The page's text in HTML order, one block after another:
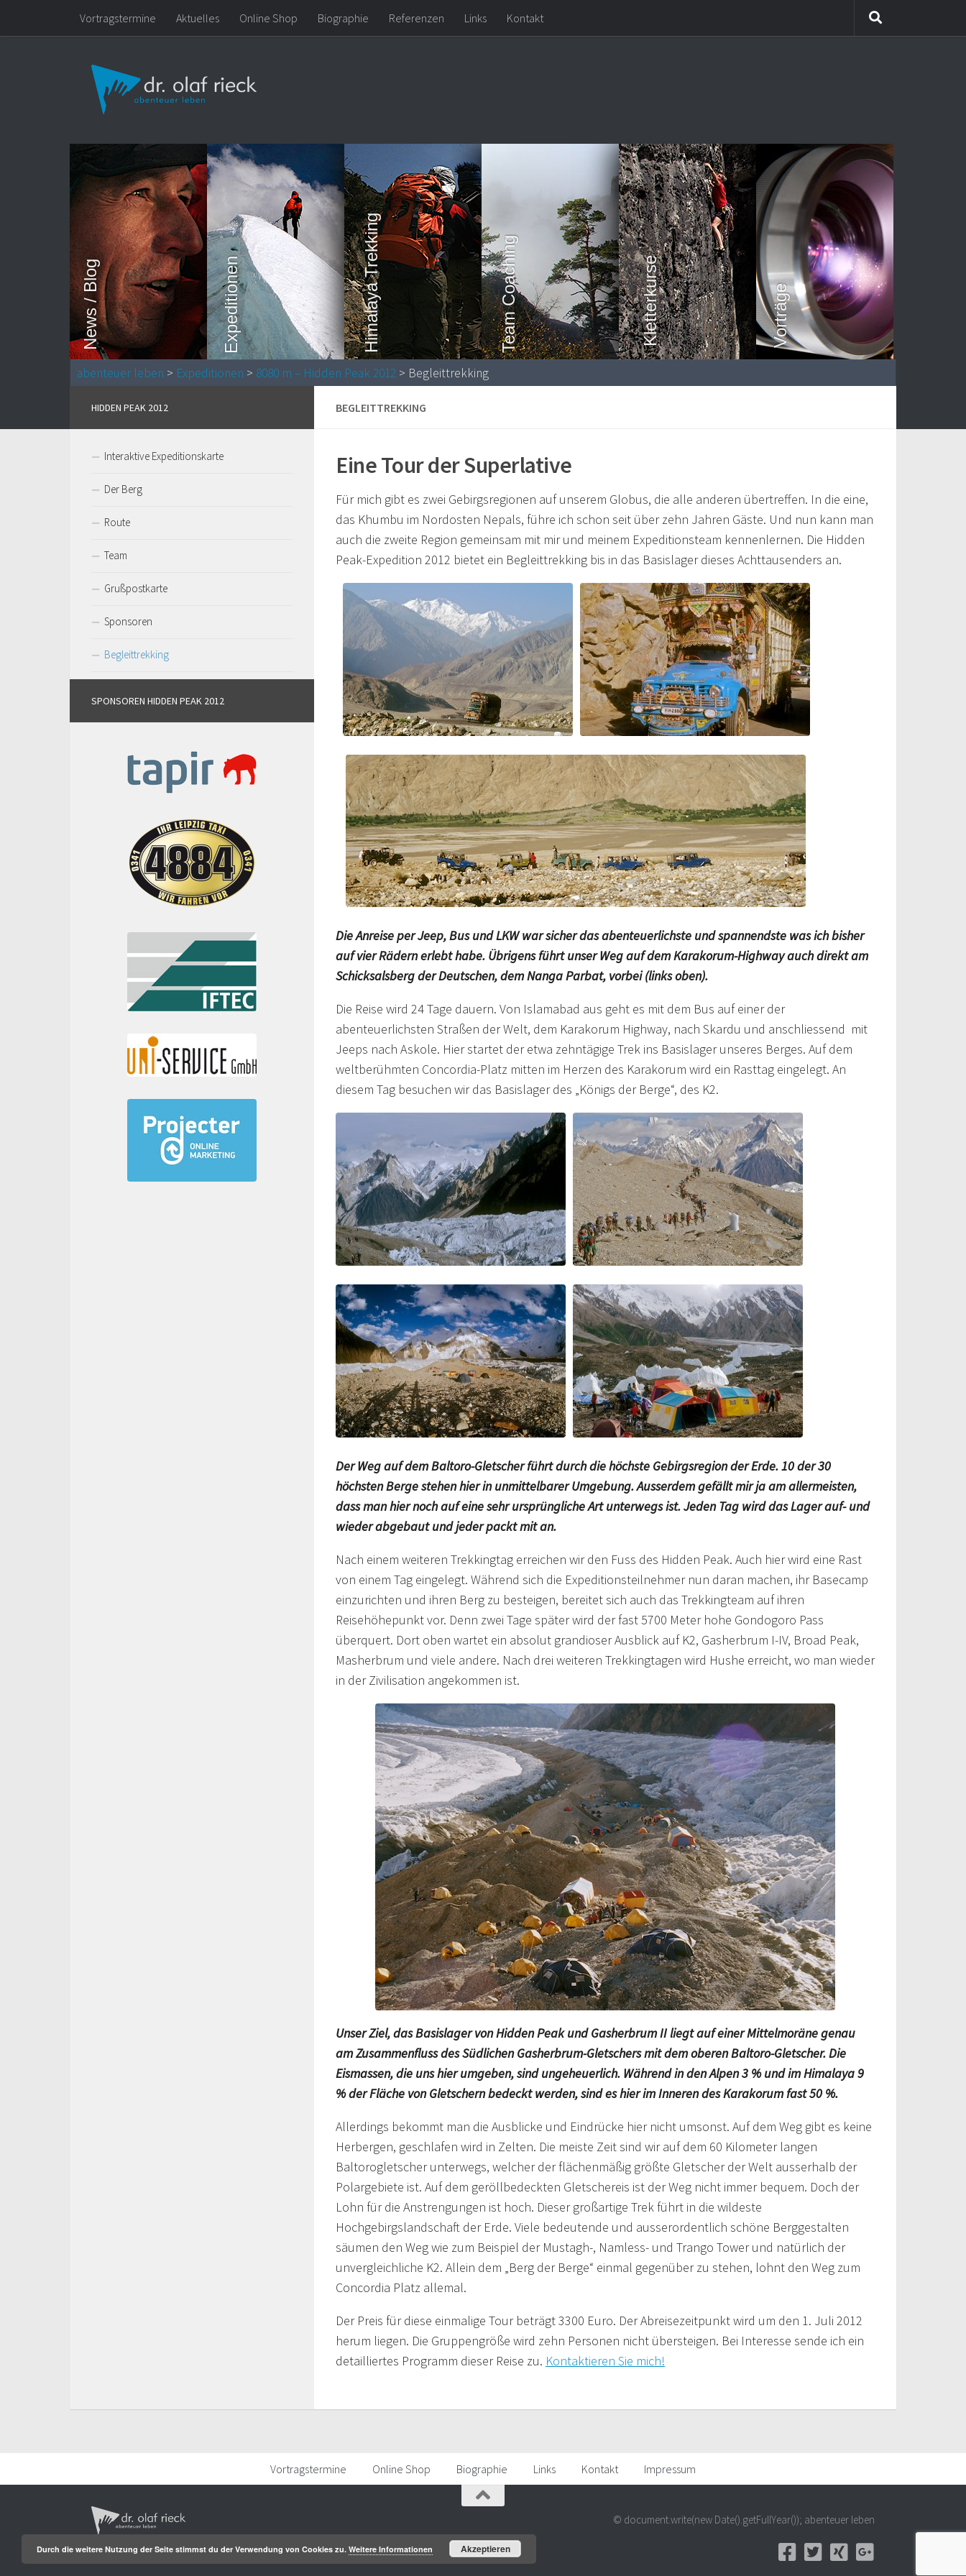
Zum Inhalt springen
Vortragstermine Aktuelles Online Shop Biographie Referenzen Links Kontakt
News / Blog Expeditionen Himalaya Trekking Team Coaching Kletterkurse Vorträge
abenteuer leben > Expeditionen > 8080 m – Hidden Peak 2012 > Begleittrekking
BEGLEITTREKKING
Eine Tour der Superlative
Für mich gibt es zwei Gebirgsregionen auf unserem Globus, die alle anderen übertreffen. In die eine,
das Khumbu im Nordosten Nepals, führe ich schon seit über zehn Jahren Gäste. Und nun kann man
auch die zweite Region gemeinsam mit mir und meinem Expeditionsteam kennenlernen. Die Hidden
Peak-Expedition 2012 bietet ein Begleittrekking bis in das Basislager dieses Achttausenders an.
Die Anreise per Jeep, Bus und LKW war sicher das abenteuerlichste und spannendste was ich bisher
auf vier Rädern erlebt habe. Übrigens führt unser Weg auf dem Karakorum-Highway auch direkt am
Schicksalsberg der Deutschen, dem Nanga Parbat, vorbei (links oben).
Die Reise wird 24 Tage dauern. Von Islamabad aus geht es mit dem Bus auf einer der
abenteuerlichsten Straßen der Welt, dem Karakorum Highway, nach Skardu und anschliessend mit
Jeeps nach Askole. Hier startet der etwa zehntägige Trek ins Basislager unseres Berges. Auf dem
weltberühmten Concordia-Platz mitten im Herzen des Karakorum wird ein Rasttag eingelegt. An
diesem Tag besuchen wir das Basislager des „Königs der Berge“, des K2.
Der Weg auf dem Baltoro-Gletscher führt durch die höchste Gebirgsregion der Erde. 10 der 30
höchsten Berge stehen hier in unmittelbarer Umgebung. Ausserdem gefällt mir ja am allermeisten,
dass man hier noch auf eine sehr ursprüngliche Art unterwegs ist. Jeden Tag wird das Lager auf- und
wieder abgebaut und jeder packt mit an.
Nach einem weiteren Trekkingtag erreichen wir den Fuss des Hidden Peak. Auch hier wird eine Rast
von einem Tag eingelegt. Während sich die Expeditionsteilnehmer nun daran machen, ihr Basecamp
einzurichten und ihren Berg zu besteigen, bereitet sich auch das Trekkingteam auf ihren
Reisehöhepunkt vor. Denn zwei Tage später wird der fast 5700 Meter hohe Gondogoro Pass
überquert. Dort oben wartet ein absolut grandioser Ausblick auf K2, Gasherbrum I-IV, Broad Peak,
Masherbrum und viele andere. Nach drei weiteren Trekkingtagen wird Hushe erreicht, wo man wieder
in der Zivilisation angekommen ist.
Unser Ziel, das Basislager von Hidden Peak und Gasherbrum II liegt auf einer Mittelmoräne genau
am Zusammenfluss des Südlichen Gasherbrum-Gletschers mit dem oberen Baltoro-Gletscher. Die
Eismassen, die uns hier umgeben, sind ungeheuerlich. Während in den Alpen 3 % und im Himalaya 9
% der Fläche von Gletschern bedeckt werden, sind es hier im Inneren des Karakorum fast 50 %.
Allerdings bekommt man die Ausblicke und Eindrücke hier nicht umsonst. Auf dem Weg gibt es keine
Herbergen, geschlafen wird in Zelten. Die meiste Zeit sind wir auf dem 60 Kilometer langen
Baltorogletscher unterwegs, welcher der flächenmäßig größte Gletscher der Welt ausserhalb der
Polargebiete ist. Auf dem geröllbedeckten Gletschereis ist der Weg nicht immer bequem. Doch der
Lohn für die Anstrengungen ist hoch. Dieser großartige Trek führt in die wildeste
Hochgebirgslandschaft der Erde. Viele bedeutende und ausserordentlich schöne Berggestalten
säumen den Weg wie zum Beispiel der Mustagh-, Namless- und Trango Tower und natürlich der
unvergleichliche K2. Allein dem „Berg der Berge“ einmal gegenüber zu stehen, lohnt den Weg zum
Concordia Platz allemal.
Der Preis für diese einmalige Tour beträgt 3300 Euro. Der Abreisezeitpunkt wird um den 1. Juli 2012
herum liegen. Die Gruppengröße wird zehn Personen nicht übersteigen. Bei Interesse sende ich ein
detailliertes Programm dieser Reise zu. Kontaktieren Sie mich!
HIDDEN PEAK 2012
Interaktive Expeditionskarte
Der Berg
Route
Team
Grußpostkarte
Sponsoren
Begleittrekking
SPONSOREN HIDDEN PEAK 2012
Vortragstermine Online Shop Biographie Links Kontakt Impressum
© document.write(new Date().getFullYear()); abenteuer leben
Durch die weitere Nutzung der Seite stimmst du der Verwendung von Cookies zu. Weitere Informationen Akzeptieren